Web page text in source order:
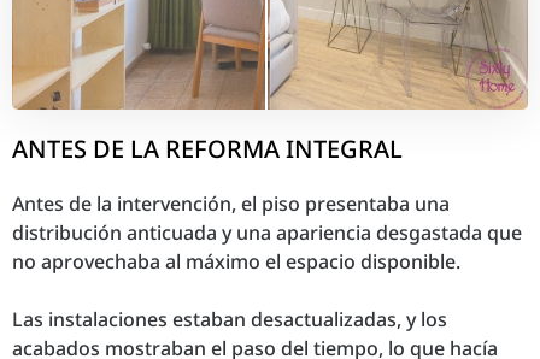
ANTES DE LA REFORMA INTEGRAL
Antes de la intervención, el piso presentaba una
distribución anticuada y una apariencia desgastada que
no aprovechaba al máximo el espacio disponible.
Las instalaciones estaban desactualizadas, y los
acabados mostraban el paso del tiempo, lo que hacía